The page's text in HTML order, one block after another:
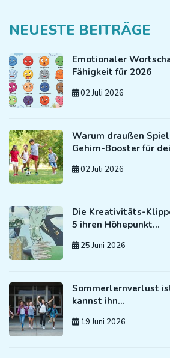
NEUESTE BEITRÄGE
Emotionaler
Fähigkeit für 2026
02 Juli 2026
Warum draußen
Gehirn-Booster für
02 Juli 2026
Die Kreativitäts-
5 ihren Höhepunkt…
25 Juni 2026
Sommerlernverlust
kannst ihn…
19 Juni 2026